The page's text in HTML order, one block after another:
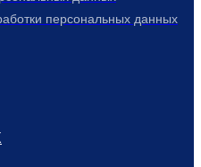
персональных данных